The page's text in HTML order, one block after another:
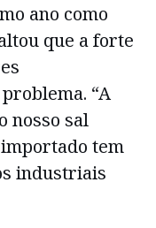
ano como
que a forte
“A
nosso sal
tem
industriais